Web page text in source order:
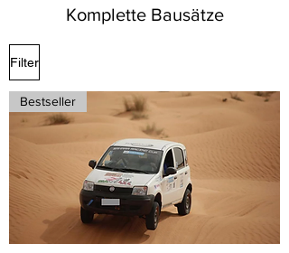
Komplette Bausätze
Filter
Bestseller